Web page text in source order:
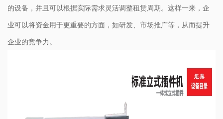
的设备，并且可以根据实际需求灵活调整租赁周期。这样一来，企
业可以将资金用于更重要的方面，如研发、市场推广等，从而提升
企业的竞争力。